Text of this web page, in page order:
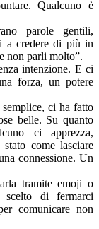
Qualcuno è
parole gentili,
a credere di più in
non parli molto”.
intenzione. E ci
forza, un potere
ci ha fatto
belle. Su quanto
ci apprezza,
come lasciare
connessione. Un
tramite emoji o
scelto di fermarci
comunicare non